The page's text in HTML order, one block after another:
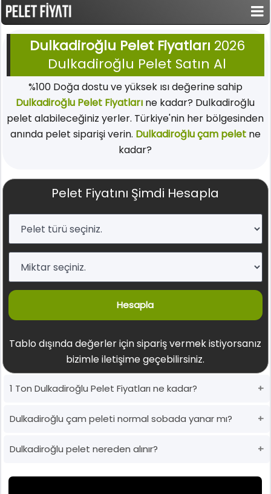
Dulkadiroğlu Pelet Fiyatları 2026
Dulkadiroğlu Pelet Satın Al
%100 Doğa dostu ve yüksek ısı değerine sahip
Dulkadiroğlu Pelet Fiyatları ne kadar? Dulkadiroğlu
pelet alabileceğiniz yerler. Türkiye'nin her bölgesinden
anında pelet siparişi verin. Dulkadiroğlu çam peletne
kadar?
Pelet Fiyatını Şimdi Hesapla
Hesapla
Tablo dışında değerler için sipariş vermek istiyorsanız
bizimle iletişime geçebilirsiniz.
1 Ton Dulkadiroğlu Pelet Fiyatları ne kadar?
Dulkadiroğlu çam peleti normal sobada yanar mı?
Dulkadiroğlu pelet nereden alınır?